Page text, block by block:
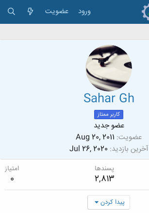
ورود عضویت
Sahar Gh
کاربر ممتاز
عضو جدید
عضویت Aug 20, 2011
آخرین بازدید Jul 26, 2020
پسندها
2,813
امتیاز
0
پیدا کردن